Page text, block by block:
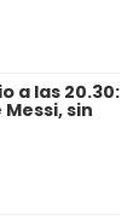
a las 20.30:
sin